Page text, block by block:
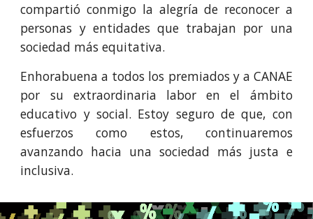
compartió conmigo la alegría de reconocer a
personas y entidades que trabajan por una
sociedad más equitativa.
Enhorabuena a todos los premiados y a CANAE
por su extraordinaria labor en el ámbito
educativo y social. Estoy seguro de que, con
esfuerzos como estos, continuaremos
avanzando hacia una sociedad más justa e
inclusiva.